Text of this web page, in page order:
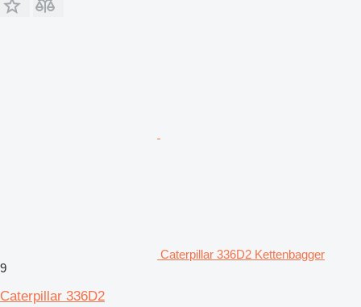
Caterpillar 336D2 Kettenbagger
9
Caterpillar 336D2